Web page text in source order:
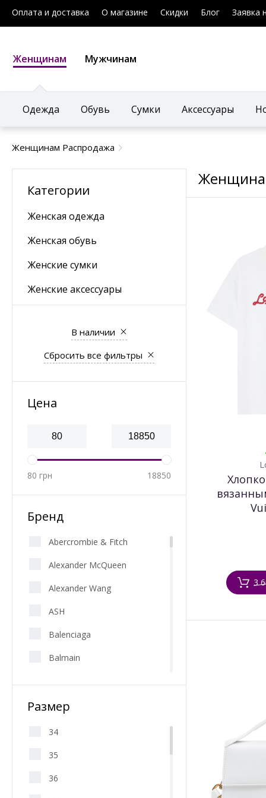
Оплата и доставка О магазине Скидки Блог Заявка
Женщинам
Одежда Обувь Сумки Аксессуары
Мужчинам
Женщинам Распродажа
Категории
Женская одежда
Женская обувь
Женские сумки
Женские аксессуары
В наличии
Сбросить все фильтры
Цена
80 грн 18850
Бренд
Abercrombie & Fitch
Alexander McQueen
Alexander Wang
ASH
Balenciaga
Balmain
Beach Bunny
Bottega Veneta
Calvin Klein
Casadei
Размер
34
35
36
3